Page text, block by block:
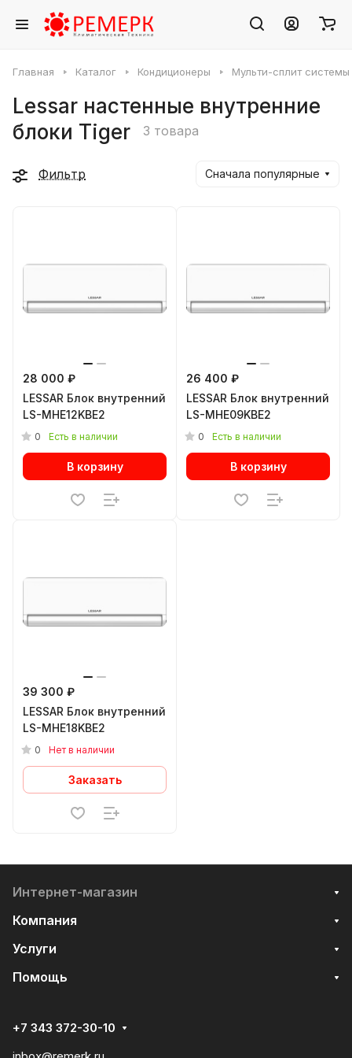
Главная Каталог Кондиционеры Мульти-сплит системы
Lessar настенные внутренние
блоки Tiger
3 товара
Фильтр Сначала популярные
28 000 ₽
LESSAR Блок внутренний
LS-MHE12KBE2
0 Есть в наличии
В корзину
26 400 ₽
LESSAR Блок внутренний
LS-MHE09KBE2
0 Есть в наличии
В корзину
39 300 ₽
LESSAR Блок внутренний
LS-MHE18KBE2
0 Нет в наличии
Заказать
Интернет-магазин
Компания
Услуги
Помощь
+7 343 372-30-10